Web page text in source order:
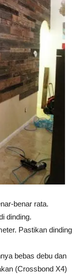
benar rata.
dinding.
Pastikan dinding
bebas debu dan
(Crossbond X4)